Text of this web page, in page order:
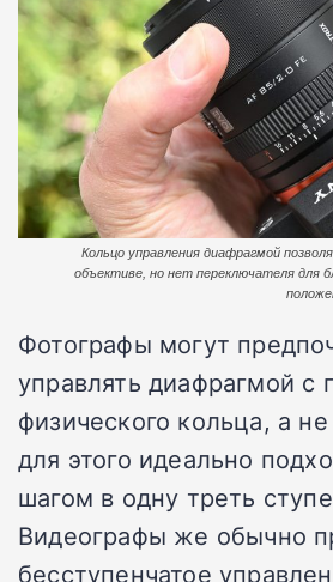
Кольцо управления диафрагмой
объективе, но нет переключателя для
Фотографы могут
управлять диафрагмой
физического кольца, а
для этого идеально
шагом в одну треть
Видеографы же обычно
бесступенчатое